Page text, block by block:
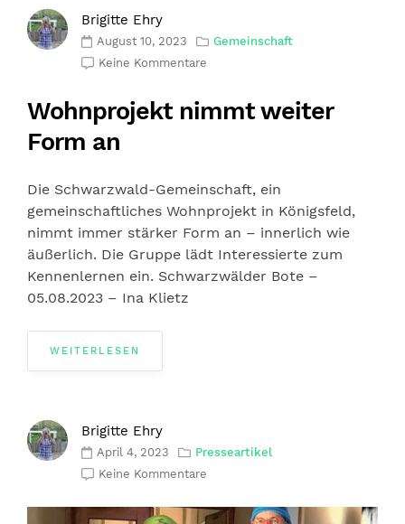
Brigitte Ehry
August 10, 2023
Gemeinschaft
Keine Kommentare
Wohnprojekt nimmt weiter
Form an
Die Schwarzwald-Gemeinschaft, ein
gemeinschaftliches Wohnprojekt in Königsfeld,
nimmt immer stärker Form an – innerlich wie
äußerlich. Die Gruppe lädt Interessierte zum
Kennenlernen ein. Schwarzwälder Bote –
05.08.2023 – Ina Klietz
WEITERLESEN
Brigitte Ehry
April 4, 2023
Presseartikel
Keine Kommentare